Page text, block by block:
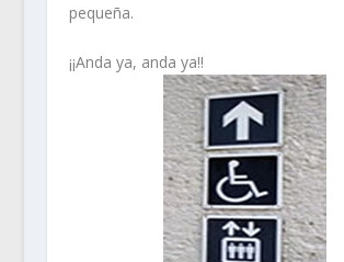
pequeña.
¡¡Anda ya, anda ya!!